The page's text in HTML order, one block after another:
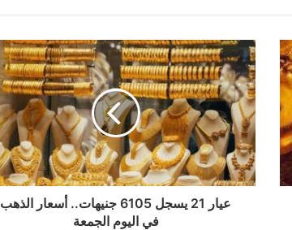
عيار 21 يسجل 6105 جنيهات.. أسعار الذهب
في اليوم الجمعة